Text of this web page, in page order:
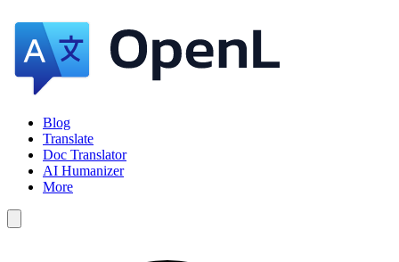
Blog
Translate
Doc Translator
AI Humanizer
More